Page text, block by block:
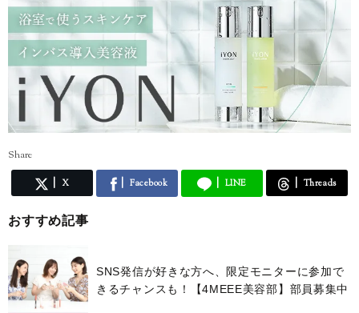
けできたら嬉しいです♪
Share
X Facebook LINE Threads
おすすめ記事
SNS発信が好きな方へ、限定モニターに参加で
きるチャンスも！【4MEEE美容部】部員募集中